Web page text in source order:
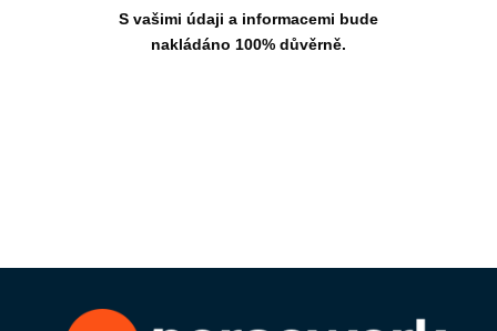
S vašimi údaji a informacemi bude
nakládáno 100% důvěrně.